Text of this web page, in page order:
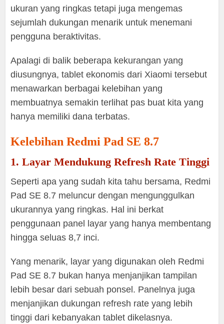
ukuran yang ringkas tetapi juga mengemas
sejumlah dukungan menarik untuk menemani
pengguna beraktivitas.
Apalagi di balik beberapa kekurangan yang
diusungnya, tablet ekonomis dari Xiaomi tersebut
menawarkan berbagai kelebihan yang
membuatnya semakin terlihat pas buat kita yang
hanya memiliki dana terbatas.
Kelebihan Redmi Pad SE 8.7
1. Layar Mendukung Refresh Rate Tinggi
Seperti apa yang sudah kita tahu bersama, Redmi
Pad SE 8.7 meluncur dengan mengunggulkan
ukurannya yang ringkas. Hal ini berkat
penggunaan panel layar yang hanya membentang
hingga seluas 8,7 inci.
Yang menarik, layar yang digunakan oleh Redmi
Pad SE 8.7 bukan hanya menjanjikan tampilan
lebih besar dari sebuah ponsel. Panelnya juga
menjanjikan dukungan refresh rate yang lebih
tinggi dari kebanyakan tablet dikelasnya.